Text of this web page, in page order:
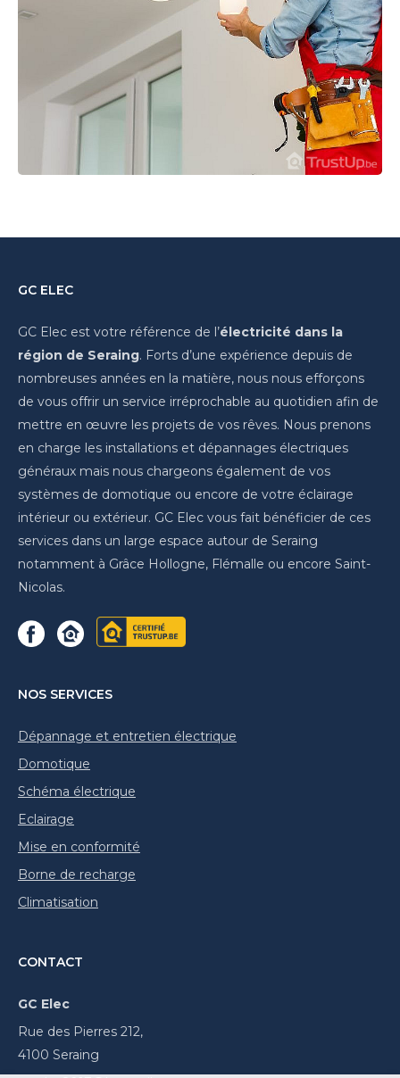
Eclairage
2 photos
GC ELEC
GC Elec est votre référence de l’électricité dans la
région de Seraing. Forts d’une expérience depuis de
nombreuses années en la matière, nous nous efforçons
de vous offrir un service irréprochable au quotidien afin de
mettre en œuvre les projets de vos rêves. Nous prenons
en charge les installations et dépannages électriques
généraux mais nous chargeons également de vos
systèmes de domotique ou encore de votre éclairage
intérieur ou extérieur. GC Elec vous fait bénéficier de ces
services dans un large espace autour de Seraing
notamment à Grâce Hollogne, Flémalle ou encore Saint-
Nicolas.
NOS SERVICES
Dépannage et entretien électrique
Domotique
Schéma électrique
Eclairage
Mise en conformité
Borne de recharge
Climatisation
CONTACT
GC Elec
Rue des Pierres 212,
4100 Seraing